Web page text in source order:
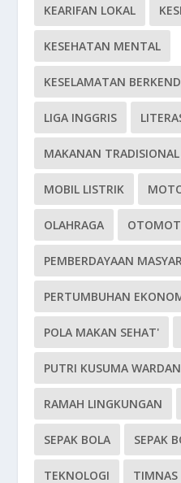
KEARIFAN LOKAL
KESEHATAN MENTAL
KESELAMATAN
LIGA INGGRIS
MAKANAN TRADISIONAL
MOBIL LISTRIK
OLAHRAGA
PEMBERDAYAAN
PERTUMBUHAN
POLA MAKAN SEHAT'
PUTRI KUSUMA
RAMAH LINGKUNGAN
SEPAK BOLA SEPAK
TEKNOLOGI TIMNAS